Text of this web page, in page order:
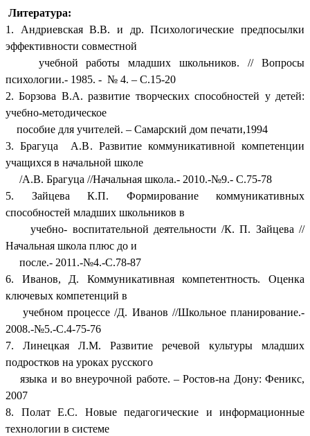
Литература:
1. Андриевская В.В. и др. Психологические предпосылки
эффективности совместной
учебной работы младших школьников. // Вопросы
психологии.- 1985. - № 4. – С.15-20
2. Борзова В.А. развитие творческих способностей у детей:
учебно-методическое
пособие для учителей. – Самарский дом печати,1994
3. Брагуца А.В. Развитие коммуникативной компетенции
учащихся в начальной школе
/А.В. Брагуца //Начальная школа.- 2010.-№9.- С.75-78
5. Зайцева К.П. Формирование коммуникативных
способностей младших школьников в
учебно- воспитательной деятельности /К. П. Зайцева //
Начальная школа плюс до и
после.- 2011.-№4.-С.78-87
6. Иванов, Д. Коммуникативная компетентность. Оценка
ключевых компетенций в
учебном процессе /Д. Иванов //Школьное планирование.-
2008.-№5.-С.4-75-76
7. Линецкая Л.М. Развитие речевой культуры младших
подростков на уроках русского
языка и во внеурочной работе. – Ростов-на Дону: Феникс,
2007
8. Полат Е.С. Новые педагогические и информационные
технологии в системе